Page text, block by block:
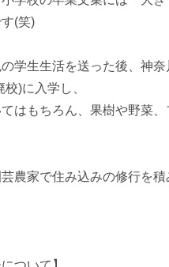
(笑)
学生生活を送った後、神
)に入学し、
はもちろん、果樹や野菜
農家で住み込みの修行を